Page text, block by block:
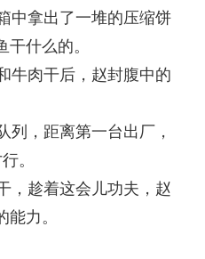
中拿出了一堆的压缩饼
什么的。
肉干后，赵封腹中的
，距离第一台出厂，
。
趁着这会儿功夫，赵
力。